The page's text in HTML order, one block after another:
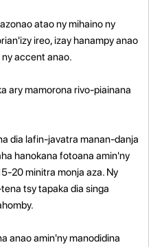
atao ny mihaino ny
ireo, izay hanampy anao
accent anao.
ary mamorona rivo-piainana
dia lafin-javatra manan-danja
hanokana fotoana amin'ny
20 minitra monja aza. Ny
tsy tapaka dia singa
anao amin'ny manodidina